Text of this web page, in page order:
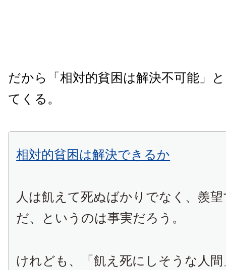
だから「相対的貧困は解決不可能」
てくる。
相対的貧困は解決できるか
人は飢えて死ぬばかりでなく、羨
だ、というのは事実だろう。
けれども、「飢え死にしそうな人